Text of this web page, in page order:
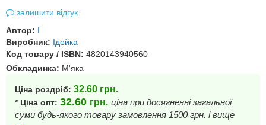
залишити відгук
Автор: І
Виробник: Ідейка
Код товару / ISBN: 4820143940560
Обкладинка: М'яка
Ціна роздріб: 32.60 грн.
* Ціна опт: 32.60 грн. ціна при досягненні загальної
суми будь-якого товару замовлення 1500 грн. і вище